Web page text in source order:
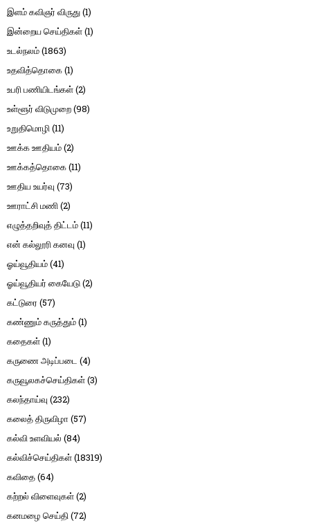
இளம் கவிஞர் விருது(1)
இன்றைய செய்திகள்(1)
உடல்நலம்(1863)
உதவித்தொகை(1)
உபரி பணியிடங்கள்(2)
உள்ளூர் விடுமுறை(98)
உறுதிமொழி(11)
ஊக்க ஊதியம்(2)
ஊக்கத்தொகை(11)
ஊதிய உயர்வு (73)
ஊராட்சி மணி(2)
எழுத்தறிவுத் திட்டம்(11)
என் கல்லூரி கனவு (1)
ஓய்வூதியம்(41)
ஓய்வூதியர் கையேடு(2)
கட்டுரை (57)
கண்ணும் கருத்தும்(1)
கதைகள்(1)
கருணை அடிப்படை (4)
கருவூலகச்செய்திகள்(3)
கலந்தாய்வு (232)
கலைத் திருவிழா (57)
கல்வி உளவியல் (84)
கல்விச்செய்திகள்(18319)
கவிதை(64)
கற்றல் விளைவுகள்(2)
கனமழை செய்தி(72)